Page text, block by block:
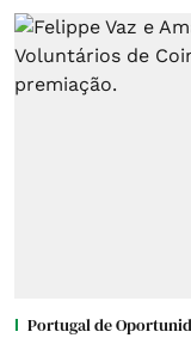
Portugal de